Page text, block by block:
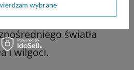
temperaturze
światła
i wilgoci.
wybrane